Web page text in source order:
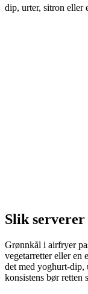
dip, urter, sitron eller
Slik
Grønnkål i airfryer
vegetarretter eller en
det med yoghurt-dip,
konsistens bør retten